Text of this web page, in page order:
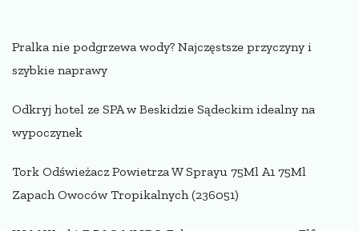
Pralka nie podgrzewa wody? Najczęstsze przyczyny i
szybkie naprawy
Odkryj hotel ze SPA w Beskidzie Sądeckim idealny na
wypoczynek
Tork Odświeżacz Powietrza W Sprayu 75Ml A1 75Ml
Zapach Owoców Tropikalnych (236051)